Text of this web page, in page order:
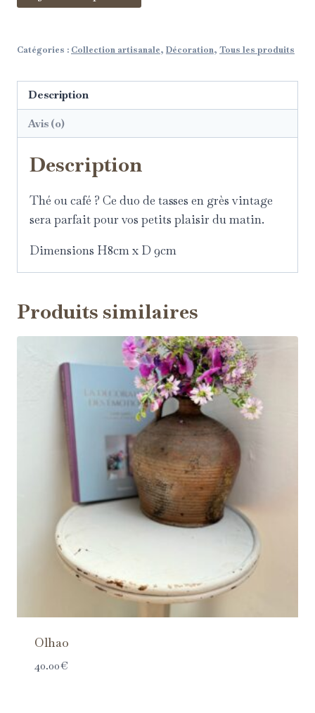
Catégories : Collection artisanale, Décoration, Tous les produits
Description
Avis (0)
Description
Thé ou café ? Ce duo de tasses en grès vintage
sera parfait pour vos petits plaisir du matin.
Dimensions H8cm x D 9cm
Produits similaires
Olhao
40.00€